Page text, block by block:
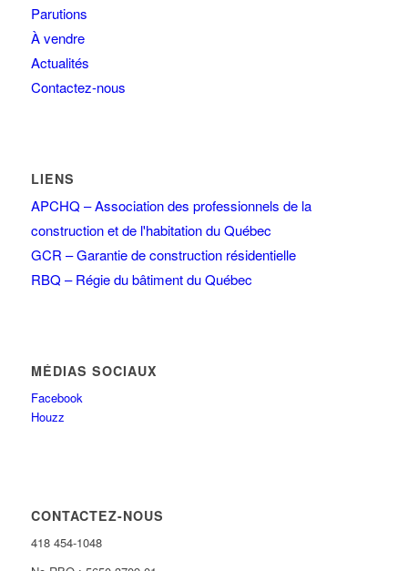
Parutions
À vendre
Actualités
Contactez-nous
LIENS
APCHQ – Association des professionnels de la
construction et de l'habitation du Québec
GCR – Garantie de construction résidentielle
RBQ – Régie du bâtiment du Québec
MÉDIAS SOCIAUX
Facebook
Houzz
CONTACTEZ-NOUS
418 454-1048